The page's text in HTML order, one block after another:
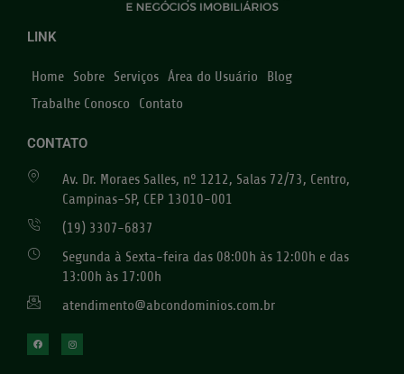
LINK
Home Sobre Serviços Área do Usuário
Blog
Trabalhe Conosco
Contato
CONTATO
Av. Dr. Moraes Salles, nº 1212, Salas 72/73, Centro,
Campinas-SP, CEP 13010-001
(19) 3307-6837
Segunda à Sexta-feira das 08:00h às 12:00h e das
13:00h às 17:00h
atendimento@abcondominios.com.br